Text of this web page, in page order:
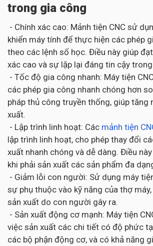
trong gia công
- Chính xác cao: Mảnh tiện CNC sử
khiển máy tính để thực hiện các phép
theo các lệnh số học. Điều này giúp
xác cao và sự lặp lại đáng tin cậy
- Tốc độ gia công nhanh: Máy tiện
các phép gia công nhanh chóng hơn
pháp thủ công truyền thống, giúp tăng
xuất.
- Lập trình linh hoạt: Các mảnh tiện
lập trình linh hoạt, cho phép thay đổi
xuất nhanh chóng và dễ dàng. Điều
khi phải sản xuất các sản phẩm đa
- Giảm lỗi con người: Sử dụng máy
sự phụ thuộc vào kỹ năng của thợ
sản xuất do con người gây ra.
- Sản xuất động cơ mạnh: Máy tiện
việc sản xuất các chi tiết có độ phức
các bộ phận động cơ, và có khả năng